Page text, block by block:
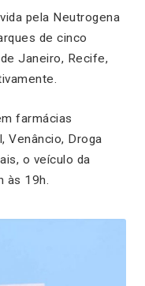
pela Neutrogena
de cinco
Janeiro, Recife,
farmácias
Venâncio, Droga
o veículo da
às 19h.